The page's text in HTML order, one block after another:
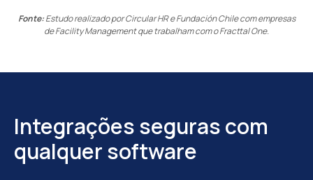
Fonte:Estudo realizado por Circular HR e Fundación Chile com empresas
de Facility Management que trabalham com o Fracttal One.
Integrações seguras com
qualquer software